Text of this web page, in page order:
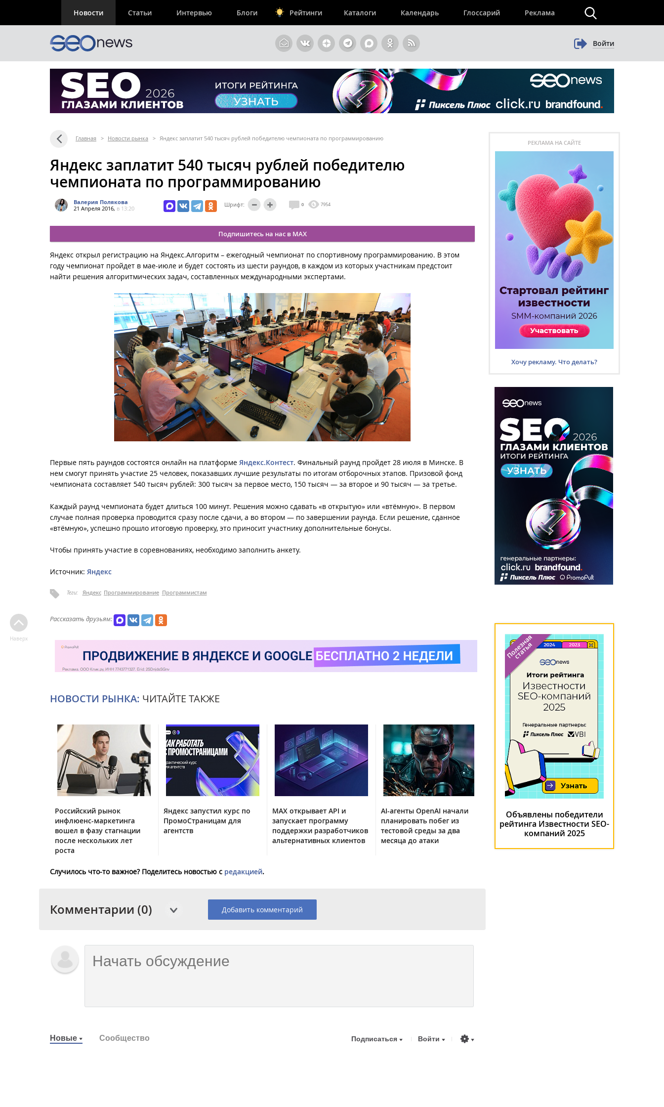
Новости Статьи Интервью Блоги Рейтинги Каталоги Календарь Глоссарий Реклама
Войти
Главная > Новости рынка > Яндекс заплатит 540 тысяч рублей победителю чемпионата по программированию
Яндекс заплатит 540 тысяч рублей победителю
чемпионата по программированию
Валерия Полякова
21 Апреля 2016, в 13:20
Шрифт: 0 7954
Подпишитесь на нас в MAX
Яндекс открыл регистрацию на Яндекс.Алгоритм – ежегодный чемпионат по спортивному программированию. В этом
году чемпионат пройдет в мае-июле и будет состоять из шести раундов, в каждом из которых участникам предстоит
найти решения алгоритмических задач, составленных международными экспертами.
Первые пять раундов состоятся онлайн на платформе Яндекс.Контест. Финальный раунд пройдет 28 июля в Минске. В
нем смогут принять участие 25 человек, показавших лучшие результаты по итогам отборочных этапов. Призовой фонд
чемпионата составляет 540 тысяч рублей: 300 тысяч за первое место, 150 тысяч — за второе и 90 тысяч — за третье.
Каждый раунд чемпионата будет длиться 100 минут. Решения можно сдавать «в открытую» или «втёмную». В первом
случае полная проверка проводится сразу после сдачи, а во втором — по завершении раунда. Если решение, сданное
«втёмную», успешно прошло итоговую проверку, это приносит участнику дополнительные бонусы.
Чтобы принять участие в соревнованиях, необходимо заполнить анкету.
Источник: Яндекс
Теги: Яндекс Программирование Программистам
Рассказать друзьям:
НОВОСТИ РЫНКА: ЧИТАЙТЕ ТАКЖЕ
Российский рынок
инфлюенс-маркетинга
вошел в фазу стагнации
после нескольких лет
роста
Яндекс запустил курс по
ПромоСтраницам для
агентств
MAX открывает API и
запускает программу
поддержки разработчиков
альтернативных клиентов
AI-агенты OpenAI начали
планировать побег из
тестовой среды за два
месяца до атаки
Случилось что-то важное? Поделитесь новостью с редакцией.
Комментарии (0) Добавить комментарий
Новые Сообщество Подписаться Войти
Наверх
РЕКЛАМА НА САЙТЕ
Хочу рекламу. Что делать?
Объявлены победители
рейтинга Известности SEO-
компаний 2025